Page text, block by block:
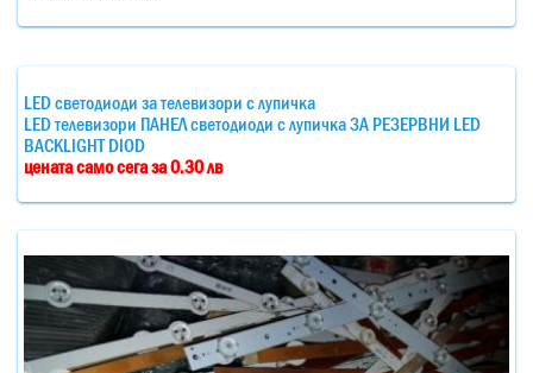
LED светодиоди за телевизори с лупичка
LED телевизори ПАНЕЛ светодиоди с лупичка ЗА РЕЗЕРВНИ LED
BACKLIGHT DIOD
цената само сега за 0.30 лв